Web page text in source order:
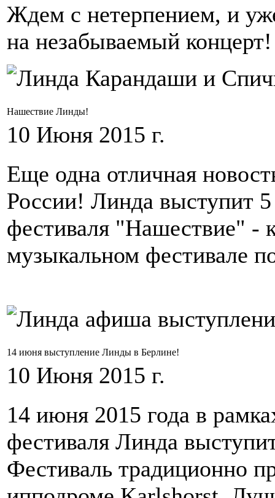
Ждем с нетерпением, и
на незабываемый концерт!
Нашествие Линды!
10 Июня 2015 г.
Еще одна отличная
России! Линда выступит
фестиваля "Нашествие" -
музыкальном фестивале
14 июня выступление Линды в Берлине!
10 Июня 2015 г.
14 июня 2015 года в
фестиваля Линда
Фестиваль традиционно